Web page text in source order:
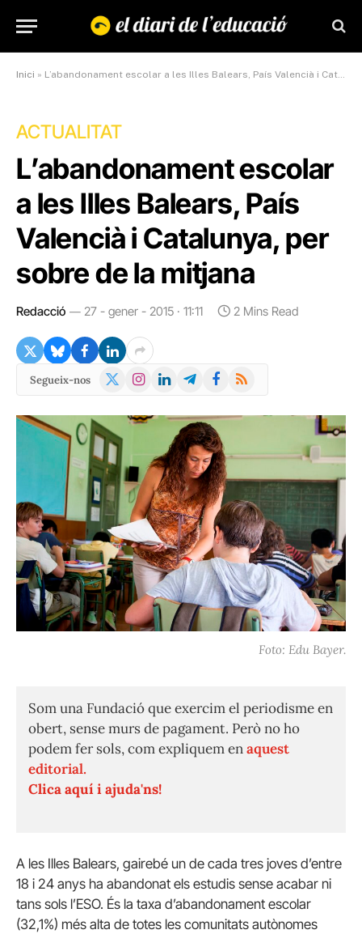
Inici » L’abandonament escolar a les Illes Balears, País Valencià i Catalunya, per sobre de la mitjana
ACTUALITAT
L’abandonament escolar
a les Illes Balears, País
Valencià i Catalunya, per
sobre de la mitjana
Redacció 27 - gener - 2015 · 11:11 2 Mins Read
Segueix-nos
X
Instagram
LinkedInTelegramFacebook
RSS
Foto: Edu Bayer.
Som una Fundació que exercim el periodisme en
obert, sense murs de pagament. Però no ho
podem fer sols, com expliquem enaquest
editorial.
Clica aquí i ajuda'ns!
A les Illes Balears, gairebé un de cada tres joves d’entre
18 i 24 anys ha abandonat els estudis sense acabar ni
tans sols l’ESO. És la taxa d’abandonament escolar
(32,1%) més alta de totes les comunitats autònomes